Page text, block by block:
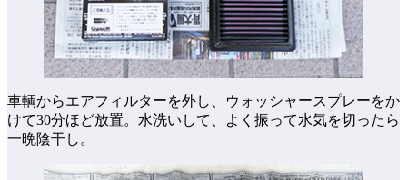
車輌からエアフィルターを外し、ウォッシャースプレーをか
けて30分ほど放置。水洗いして、よく振って水気を切ったら
一晩陰干し。